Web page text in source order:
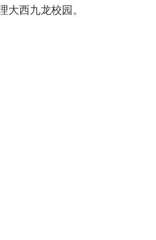
大西九龙校园。